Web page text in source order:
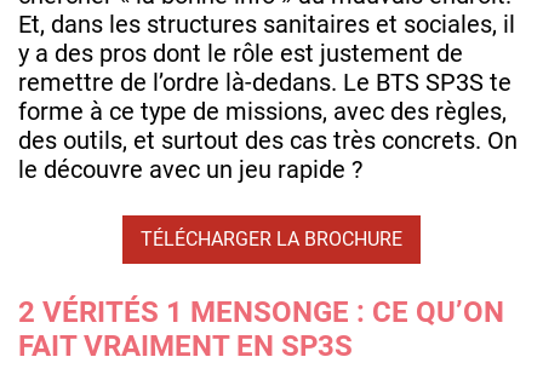
Et, dans les structures sanitaires et sociales, il
y a des pros dont le rôle est justement de
remettre de l’ordre là-dedans. Le BTS SP3S te
forme à ce type de missions, avec des règles,
des outils, et surtout des cas très concrets. On
le découvre avec un jeu rapide ?
TÉLÉCHARGER LA BROCHURE
2 VÉRITÉS 1 MENSONGE : CE QU’ON
FAIT VRAIMENT EN SP3S